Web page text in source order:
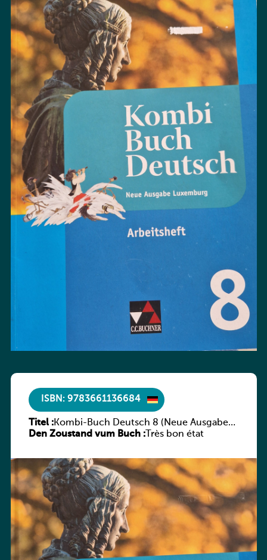
ISBN: 9783661136684
Titel :Kombi-Buch Deutsch 8 (Neue Ausgabe
Luxemburg)
Den Zoustand vum Buch :Très bon état